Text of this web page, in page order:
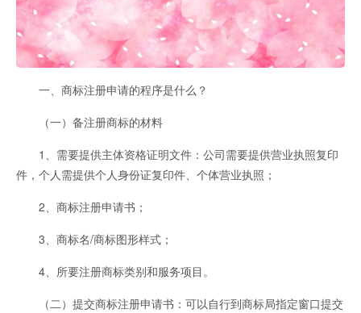
一、商标注册申请的程序是什么？
（一）备注册商标的材料
1、需要提供主体资格证明文件：公司需要提供营业执照复印
件，个人需提供个人身份证复印件、个体营业执照；
2、商标注册申请书；
3、商标名/商标图形样式；
4、所要注册商标类别和服务项目。
（二）提交商标注册申请书：可以自行到商标局指定窗口提交